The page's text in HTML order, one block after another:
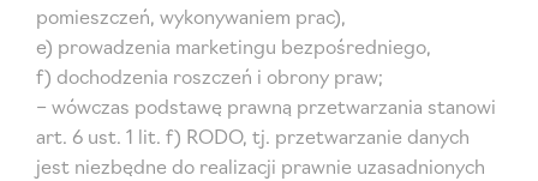
pomieszczeń, wykonywaniem prac),
e) prowadzenia marketingu bezpośredniego,
f) dochodzenia roszczeń i obrony praw;
– wówczas podstawę prawną przetwarzania stanowi
art. 6 ust. 1 lit. f) RODO, tj. przetwarzanie danych
jest niezbędne do realizacji prawnie uzasadnionych